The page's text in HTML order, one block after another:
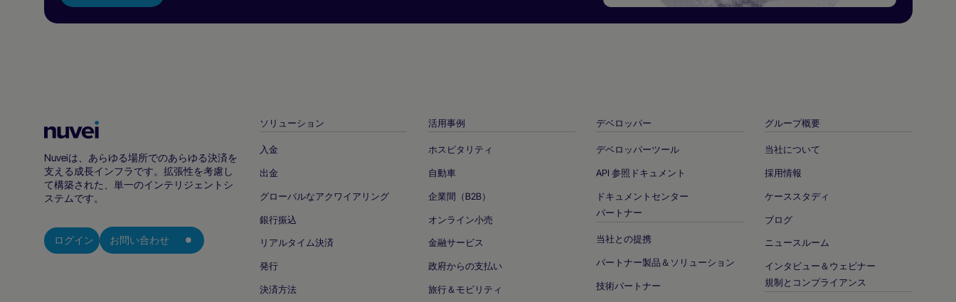
Nuvei
ー
ム
ジ
Nuveiは、あらゆる場所でのあらゆる決済を
支える成長インフラです。拡張性を考慮し
て構築された、単一のインテリジェントシ
ステムです。
ログイン お問い合わせ
ソリューション
入金
出金
グローバルなアクワイアリング
銀行振込
リアルタイム決済
発行
決済方法
活用事例
ホスピタリティ
自動車
企業間（B2B）
オンライン小売
金融サービス
政府からの支払い
旅行＆モビリティ
デベロッパー
デベロッパーツール
API 参照ドキュメント
ドキュメントセンター
パートナー
当社との提携
パートナー製品＆ソリューション
技術パートナー
グループ概要
当社について
採用情報
ケーススタディ
ブログ
ニュースルーム
インタビュー＆ウェビナー
規制とコンプライアンス